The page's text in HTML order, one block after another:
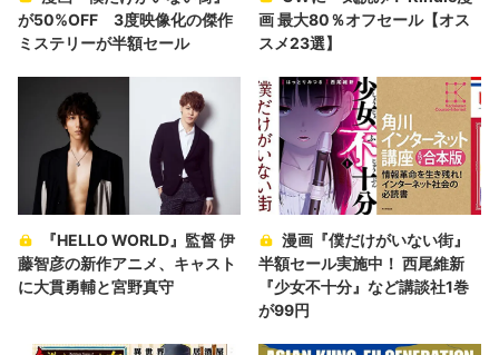
が50%OFF 3度映像化の傑作
ミステリーが半額セール
画 最大80％オフセール【オス
スメ23選】
『HELLO WORLD』監督 伊
藤智彦の新作アニメ、キャスト
に大貫勇輔と宮野真守
漫画『僕だけがいない街』
半額セール実施中！ 西尾維新
『少女不十分』など講談社1巻
が99円